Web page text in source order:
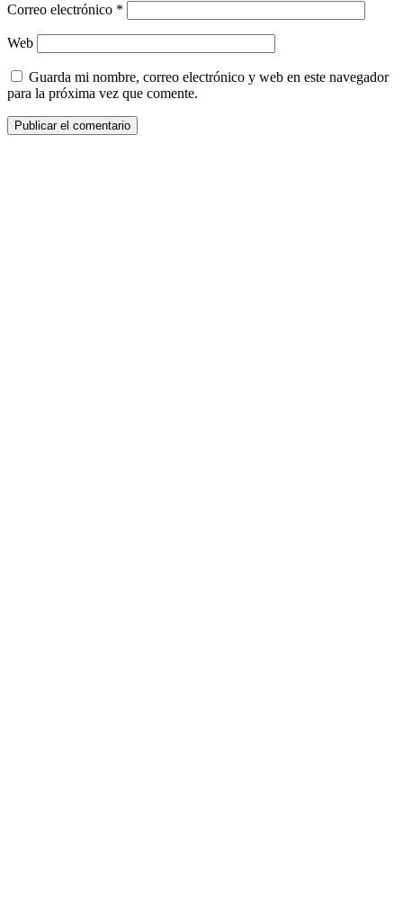
Correo electrónico *
Web
Guarda mi nombre, correo electrónico y web en este navegador
para la próxima vez que comente.